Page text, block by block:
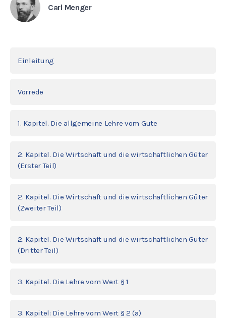
Carl Menger
Einleitung
Vorrede
1. Kapitel. Die allgemeine Lehre vom Gute
2. Kapitel. Die Wirtschaft und die wirtschaftlichen Güter
(Erster Teil)
2. Kapitel. Die Wirtschaft und die wirtschaftlichen Güter
(Zweiter Teil)
2. Kapitel. Die Wirtschaft und die wirtschaftlichen Güter
(Dritter Teil)
3. Kapitel. Die Lehre vom Wert § 1
3. Kapitel: Die Lehre vom Wert § 2 (a)